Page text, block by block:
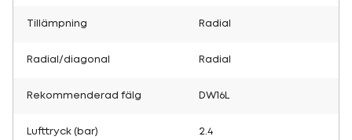
Tillämpning Radial
Radial/diagonal Radial
Rekommenderad fälg DW16L
Lufttryck (bar) 2.4